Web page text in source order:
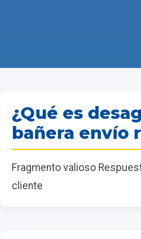
¿Qué es
bañera envío
Fragmento valioso
cliente